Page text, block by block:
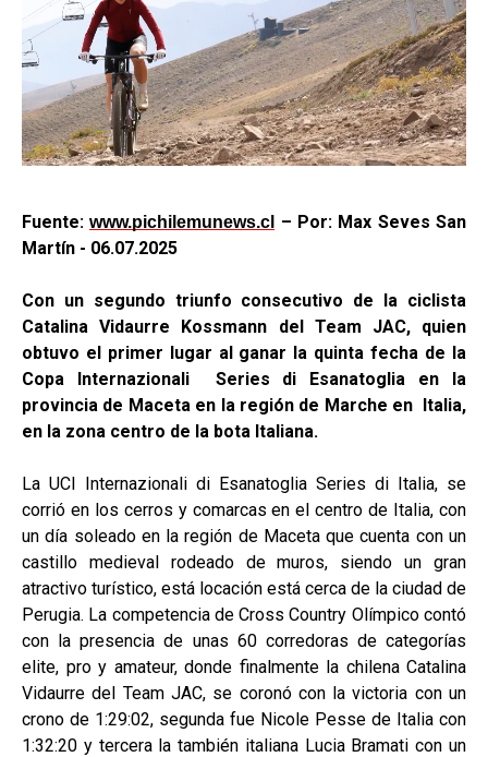
Fuente:www.pichilemunews.cl
– Por: Max Seves San
Martín - 06.07.2025
Con un segundo triunfo consecutivo de la ciclista
Catalina Vidaurre Kossmann del Team JAC, quien
obtuvo el primer lugar al ganar la quinta fecha de la
Copa Internazionali Series di Esanatoglia en la
provincia de Maceta en la región de Marche en Italia,
en la zona centro de la bota Italiana.
La UCI Internazionali di Esanatoglia Series di Italia, se
corrió en los cerros y comarcas en el centro de Italia, con
un día soleado en la región de Maceta que cuenta con un
castillo medieval rodeado de muros, siendo un gran
atractivo turístico, está locación está cerca de la ciudad de
Perugia. La competencia de Cross Country Olímpico contó
con la presencia de unas 60 corredoras de categorías
elite, pro y amateur, donde finalmente la chilena Catalina
Vidaurre del Team JAC, se coronó con la victoria con un
crono de 1:29:02, segunda fue Nicole Pesse de Italia con
1:32:20 y tercera la también italiana Lucia Bramati con un